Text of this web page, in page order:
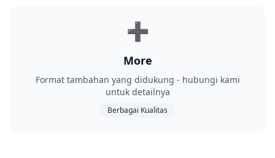
➕
More
Format tambahan yang didukung - hubungi kami
untuk detailnya
Berbagai Kualitas